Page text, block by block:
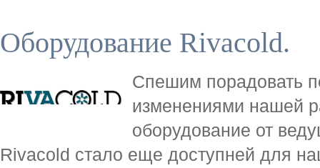
Оборудование Rivacold.
Спешим порадовать
изменениями нашей
оборудование от
Rivacold стало еще доступней для